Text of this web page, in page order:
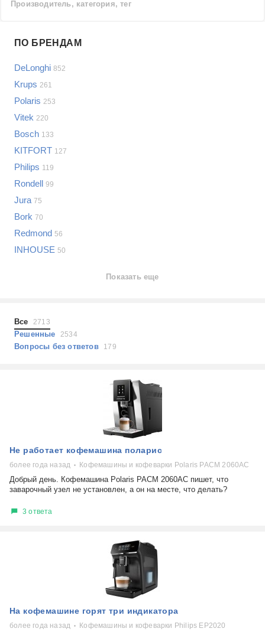
Производитель, категория, тег
Samsung
LG
Sony
Bosch
Asus
Lenovo
Apple
Indesit
JBL
Показать еще
Проблемы по категориям
Сотовые телефоны
Планшеты
Наушники
Выберите...
не включается
самопроизвольное выключение
самостоятельный ремонт
выдает ошибку
плохо работает
решение проблемы
ПО БРЕНДАМ
DeLonghi 852
Krups 261
Polaris 253
Vitek 220
Bosch 133
KITFORT 127
Philips 119
Rondell 99
Jura 75
Bork 70
Redmond 56
INHOUSE 50
Показать еще
Все 2713
Решенные 2534
Вопросы без ответов 179
Не работает кофемашина поларис
более года назад Кофемашины и кофеварки Polaris PACM 2060AC
Добрый день. Кофемашина Polaris PACM 2060AC пишет, что
заварочный узел не установлен, а он на месте, что делать?
3 ответа
На кофемашине горят три индикатора
более года назад Кофемашины и кофеварки Philips EP2020